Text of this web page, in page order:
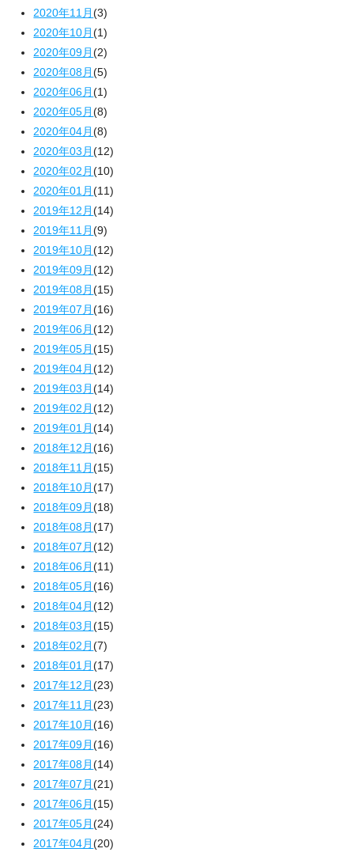
2020年11月(3)
2020年10月(1)
2020年09月(2)
2020年08月(5)
2020年06月(1)
2020年05月(8)
2020年04月(8)
2020年03月(12)
2020年02月(10)
2020年01月(11)
2019年12月(14)
2019年11月(9)
2019年10月(12)
2019年09月(12)
2019年08月(15)
2019年07月(16)
2019年06月(12)
2019年05月(15)
2019年04月(12)
2019年03月(14)
2019年02月(12)
2019年01月(14)
2018年12月(16)
2018年11月(15)
2018年10月(17)
2018年09月(18)
2018年08月(17)
2018年07月(12)
2018年06月(11)
2018年05月(16)
2018年04月(12)
2018年03月(15)
2018年02月(7)
2018年01月(17)
2017年12月(23)
2017年11月(23)
2017年10月(16)
2017年09月(16)
2017年08月(14)
2017年07月(21)
2017年06月(15)
2017年05月(24)
2017年04月(20)